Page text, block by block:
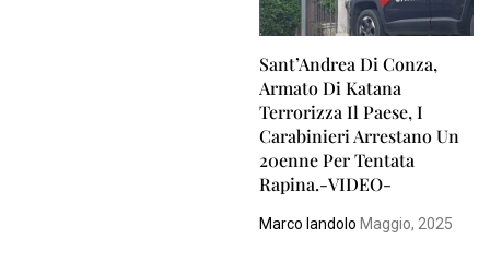
Sant’Andrea Di Conza,
Armato Di Katana
Terrorizza Il Paese, I
Carabinieri Arrestano Un
20enne Per Tentata
Rapina.-VIDEO-
Marco Iandolo Maggio, 2025